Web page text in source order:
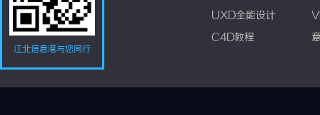
江北信息港与您同行
UXD全能设计
C4D教程